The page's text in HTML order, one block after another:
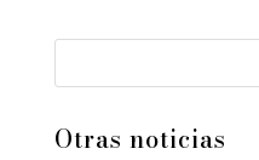
Otras noticias